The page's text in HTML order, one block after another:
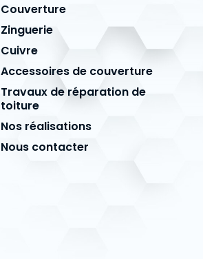
Couverture
Zinguerie
Cuivre
Accessoires de couverture
Travaux de réparation de
toiture
Nos réalisations
Nous contacter